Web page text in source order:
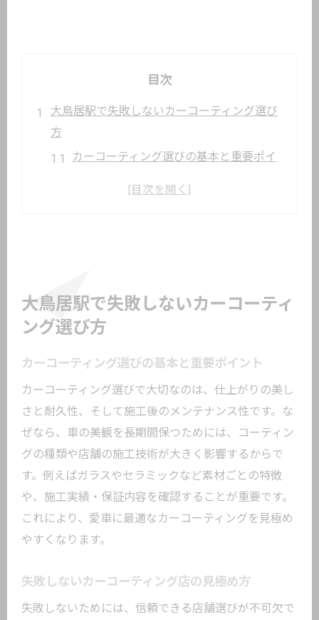
目次
大鳥居駅で失敗しないカーコーティング選び
方
カーコーティング選びの基本と重要ポイ
がり
口コミを活かしたカーコーティング選び
のコツ
大鳥居駅周辺で安心できる選択基準とは
ガラス系かセラミック系か迷う方へ最新事情
ガラス系カーコーティングの特徴と強み
セラミック系カーコーティングのメリッ
ト比較
最新のカーコーティング技術動向を知る
フロントガラスコーティング専門店情報
も重要
点
大鳥居駅で失敗しないカーコーティ
ング選び方
カーコーティング選びの基本と重要ポイント
カーコーティング選びで大切なのは、仕上がりの美し
さと耐久性、そして施工後のメンテナンス性です。な
ぜなら、車の美観を長期間保つためには、コーティン
グの種類や店舗の施工技術が大きく影響するからで
す。例えばガラスやセラミックなど素材ごとの特徴
や、施工実績・保証内容を確認することが重要です。
これにより、愛車に最適なカーコーティングを見極め
やすくなります。
失敗しないカーコーティング店の見極め方
失敗しないためには、信頼できる店舗選びが不可欠で